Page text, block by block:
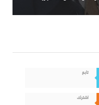
تابع
اشترك